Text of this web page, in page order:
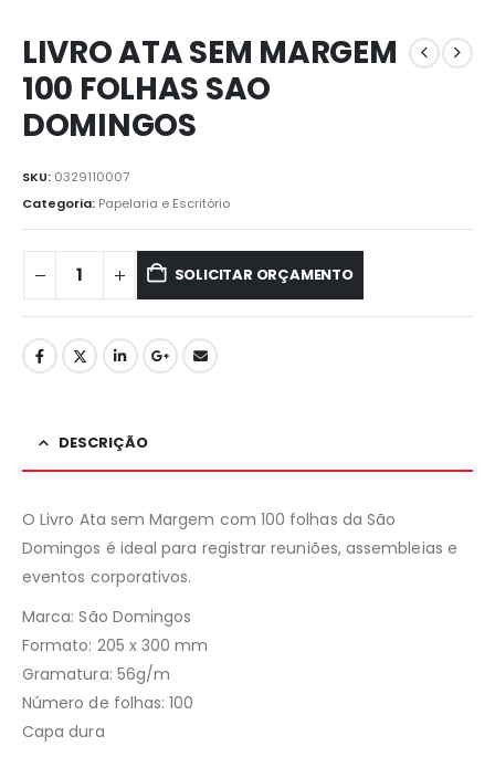
LIVRO ATA SEM MARGEM
100 FOLHAS SAO
DOMINGOS
SKU: 0329110007
Categoria: Papelaria e Escritório
SOLICITAR ORÇAMENTO
DESCRIÇÃO
O Livro Ata sem Margem com 100 folhas da São
Domingos é ideal para registrar reuniões, assembleias e
eventos corporativos.
Marca: São Domingos
Formato: 205 x 300 mm
Gramatura: 56g/m
Número de folhas: 100
Capa dura